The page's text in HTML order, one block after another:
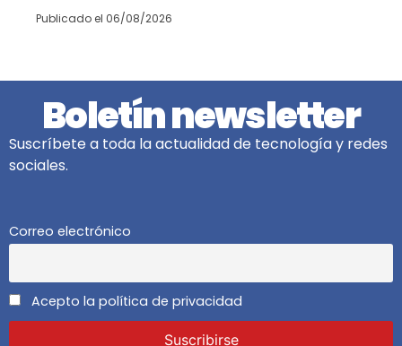
Publicado el 06/08/2026
Boletín newsletter
Suscríbete a toda la actualidad de tecnología y redes
sociales.
Correo electrónico
Acepto la política de privacidad